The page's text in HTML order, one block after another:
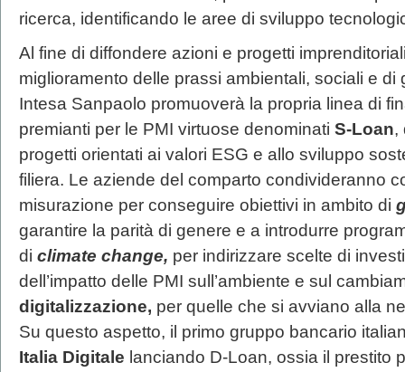
ricerca, identificando le aree di sviluppo
Al fine di diffondere azioni e progetti
miglioramento delle prassi ambientali, sociali e di
Intesa Sanpaolo promuoverà la propria linea di
premianti per le PMI virtuose denominati S-Loan,
progetti orientati ai valori ESG e allo sviluppo
filiera. Le aziende del comparto condivideranno
misurazione per conseguire obiettivi in ambito di
garantire la parità di genere e a introdurre
di climate change, per indirizzare scelte di
dell’impatto delle PMI sull’ambiente e sul
digitalizzazione, per quelle che si avviano alla
Su questo aspetto, il primo gruppo bancario
Italia Digitale lanciando D-Loan, ossia il prestito